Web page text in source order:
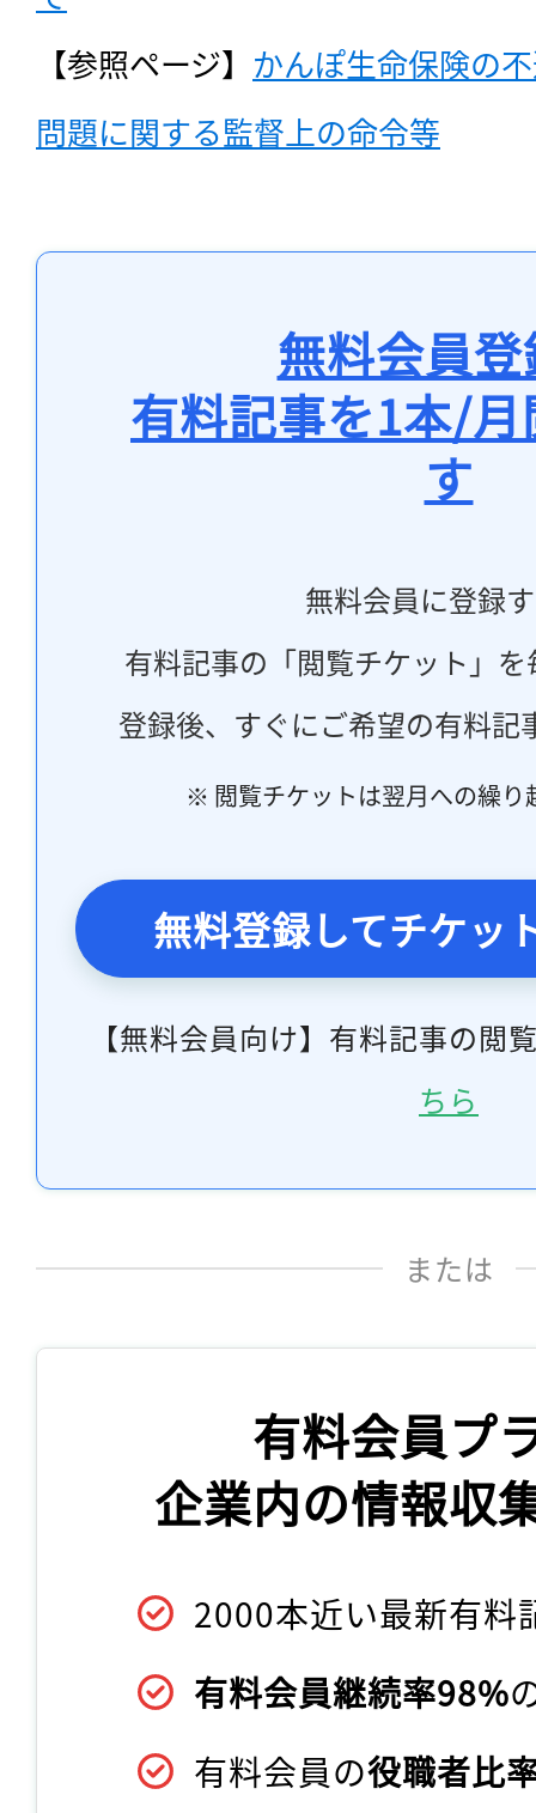
【参照ページ】 かんぽ生命保険の
問題に関する監督上の命令等
無料会員
有料記事を1本/
す
無料会員に登録
有料記事の「閲覧チケット」
登録後、すぐにご希望の有料記
※ 閲覧チケットは翌月への繰り
無料登録してチケッ
【無料会員向け】有料記事の閲
ちら
または
有料会員プ
企業内の情報収
2000本近い最新有料
有料会員継続率98%
有料会員の役職者比